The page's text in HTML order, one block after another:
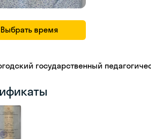
Выбрать время
государственный